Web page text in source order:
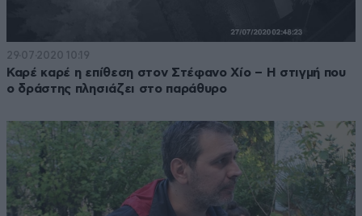
29·07·2020 10:19
Καρέ καρέ η επίθεση στον Στέφανο Χίο – Η στιγμή που
ο δράστης πλησιάζει στο παράθυρο